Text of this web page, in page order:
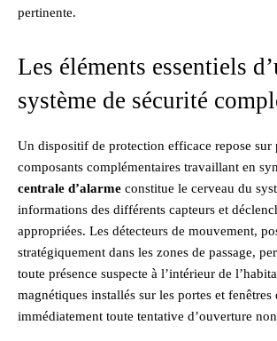
pertinente.
Les éléments essentiels
système de sécurité
Un dispositif de protection efficace repose sur
composants complémentaires travaillant en
centrale d’alarme constitue le cerveau du
informations des différents capteurs et
appropriées. Les détecteurs de mouvement,
stratégiquement dans les zones de passage,
toute présence suspecte à l’intérieur de
magnétiques installés sur les portes et fenêtres
immédiatement toute tentative d’ouverture